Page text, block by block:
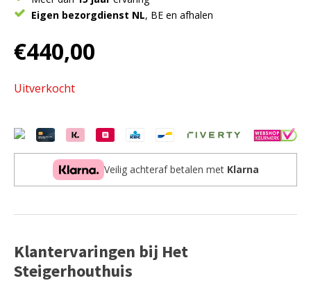
Eigen bezorgdienst NL, BE en afhalen
€440,00
Uitverkocht
Veilig achteraf betalen met Klarna
Klantervaringen bij Het
Steigerhouthuis